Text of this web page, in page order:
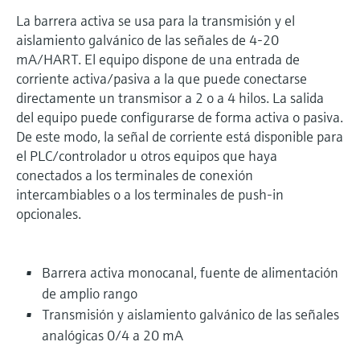
La barrera activa se usa para la transmisión y el
aislamiento galvánico de las señales de 4-20
mA/HART. El equipo dispone de una entrada de
corriente activa/pasiva a la que puede conectarse
directamente un transmisor a 2 o a 4 hilos. La salida
del equipo puede configurarse de forma activa o pasiva.
De este modo, la señal de corriente está disponible para
el PLC/controlador u otros equipos que haya
conectados a los terminales de conexión
intercambiables o a los terminales de push-in
opcionales.
Barrera activa monocanal, fuente de alimentación
de amplio rango
Transmisión y aislamiento galvánico de las señales
analógicas 0/4 a 20 mA